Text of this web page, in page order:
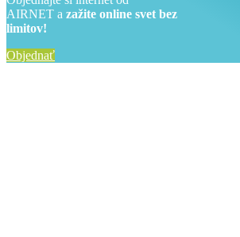
AIRNET a zažite online svet bez
limitov!
Objednať